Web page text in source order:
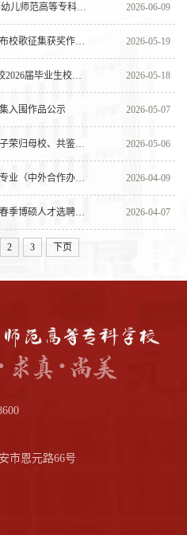
“大冰的小屋·百城百校音乐会”邯郸幼儿师范高等专科学校站，等你来~ 2026-06-09
邯郸幼儿师范高等专科学校关于公布校歌征集获奖作品的通知 2026-05-19
邀请函 | 邯郸幼儿师范高等专科学校2026届毕业生校园双选会 2026-05-18
入围作品公示 2026-05-07
正青春·遇邯幼 | 2023届、2024届学子荣归母校、共鉴成长邀请函 2026-05-06
邯幼2026年婴幼儿托育服务与管理专业（中外合作办学）招生简章 2026-04-09
邯郸幼儿师范高等专科学校2026年春季博硕人才选聘测评工作公告 2026-04-07
2 3 下页
市恩元路66号